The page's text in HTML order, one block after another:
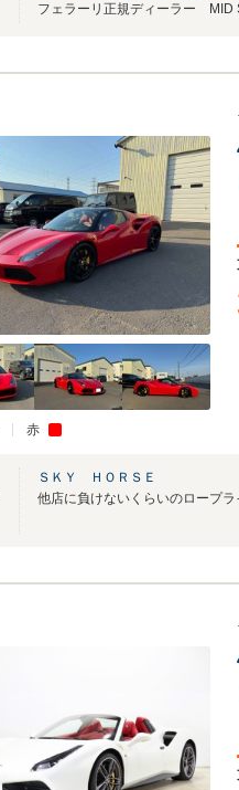
フェラーリ正規ディーラー MID
赤
ＳＫＹ ＨＯＲＳＥ